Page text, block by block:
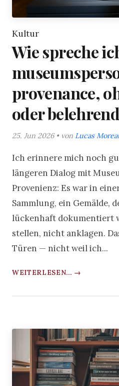
Kultur
Wie spreche
provenance,
oder
25. Jun 2026 • von Lucas
Ich erinnere mich noch
längeren Dialog mit
Provenienz: Es war in
Sammlung, ein Gemälde,
lückenhaft dokumentiert
stellen, nicht anklagen.
Türen — nicht weil ich...
WEITERLESEN... →